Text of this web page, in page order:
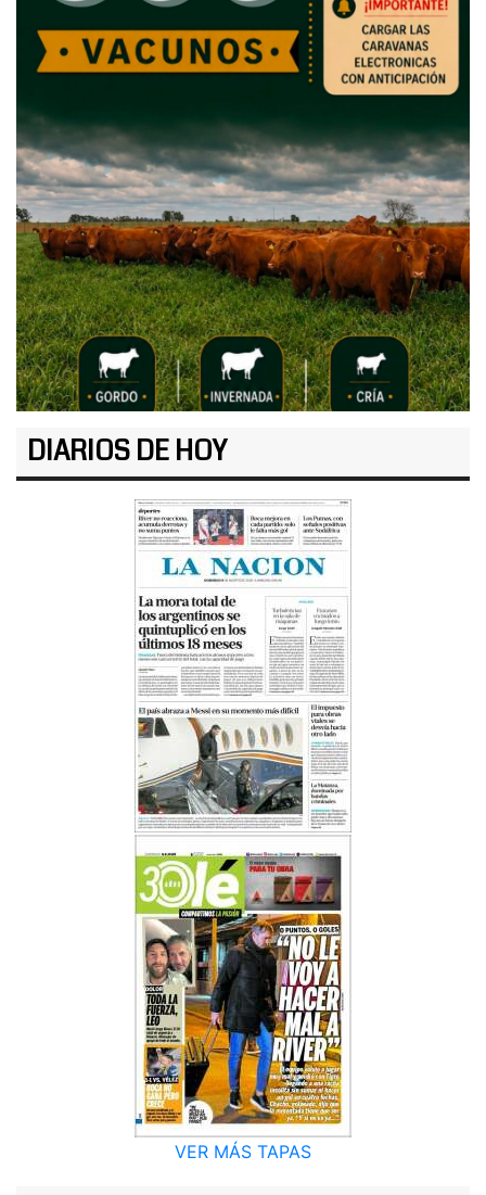
DIARIOS DE HOY
VER MÁS TAPAS